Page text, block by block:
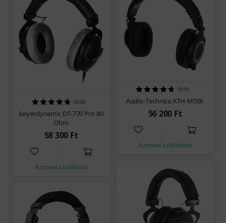
5330
beyerdynamic DT-770 Pro 80
Ohm
58 300 Ft
Azonnal szállítható
1919
Audio-Technica ATH-M50X
56 200 Ft
Azonnal szállítható